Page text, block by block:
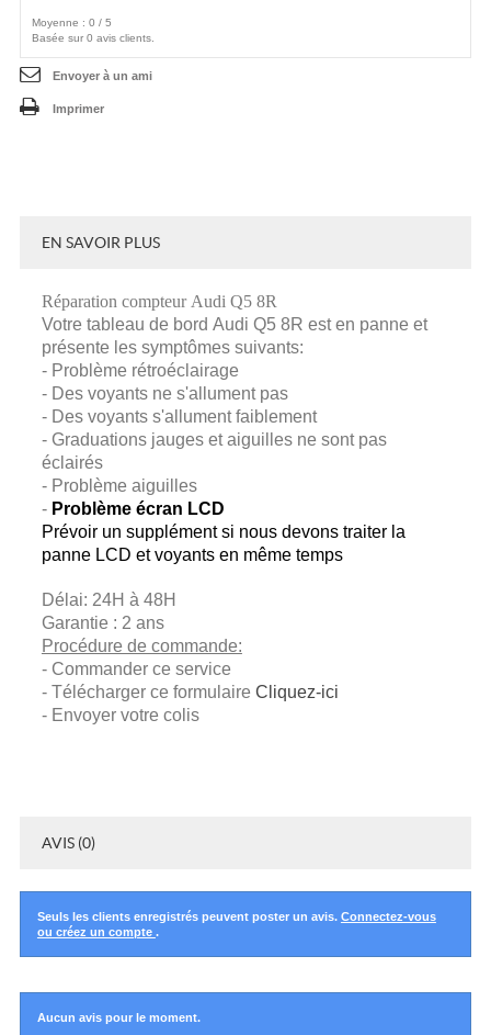
Moyenne : 0 / 5
Basée sur 0 avis clients.
Envoyer à un ami
Imprimer
EN SAVOIR PLUS
Réparation compteur Audi Q5 8R
Votre tableau de bord Audi Q5 8R est en panne et
présente les symptômes suivants:
- Problème rétroéclairage
- Des voyants ne s'allument pas
- Des voyants s'allument faiblement
- Graduations jauges et aiguilles ne sont pas
éclairés
-Problème aiguilles
- Problème écran LCD
Prévoir un supplément si nous devons traiter la
panne LCD et voyants en même temps
Délai: 24H à 48H
Garantie : 2 ans
Procédure de commande:
- Commander ce service
- Télécharger ce formulaire Cliquez-ici
- Envoyer votre colis
AVIS (0)
Seuls les clients enregistrés peuvent poster un avis. Connectez-vous
ou créez un compte .
Aucun avis pour le moment.